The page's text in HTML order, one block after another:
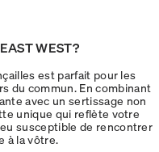
WEST?
est parfait pour les
du commun. En combinant
avec un sertissage non
unique qui reflète votre
susceptible de rencontrer
à la vôtre.